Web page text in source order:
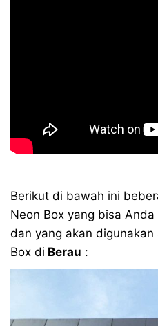
Berikut di bawah ini
Neon Box yang bisa
dan yang akan
Box di Berau :